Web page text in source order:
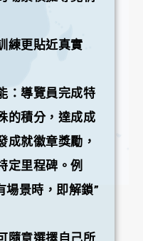
練更貼近真實
：導覽員完成特
的積分，達成成
成就徽章獎勵，
定里程碑。例
場景時，即解鎖”